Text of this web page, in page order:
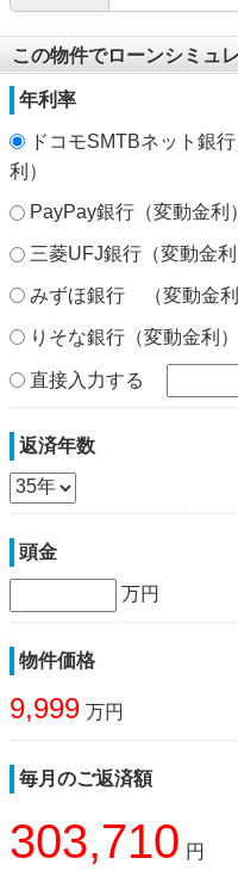
この物件でローンシミュ
年利率
ドコモSMTBネット銀
利）
PayPay銀行（変動金利
三菱UFJ銀行（変動金
みずほ銀行 （変動金利
りそな銀行（変動金利
直接入力する
返済年数
頭金
万円
物件価格
9,999 万円
毎月のご返済額
303,710 円